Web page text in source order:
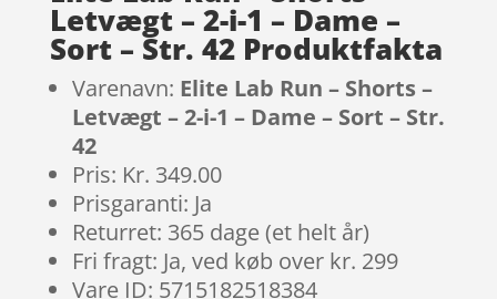
Letvægt – 2-i-1 – Dame –
Sort – Str. 42 Produktfakta
Varenavn: Elite Lab Run – Shorts –
Letvægt – 2-i-1 – Dame – Sort – Str.
42
Pris: Kr. 349.00
Prisgaranti: Ja
Returret: 365 dage (et helt år)
Fri fragt: Ja, ved køb over kr. 299
Vare ID: 5715182518384